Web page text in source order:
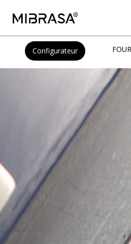
Configurateur